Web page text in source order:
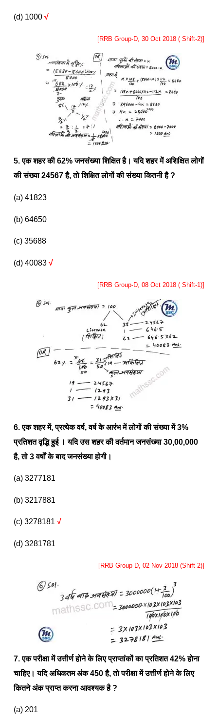
(d) 1000√
[RRB Group-D, 30 Oct 2018 ( Shift-2)]
5. एक शहर की62%जनसंख्या शिक्षित है। यदि शहर में अशिक्षित लोगों
की संख्या24567है,तो शिक्षित लोगों की संख्या कितनी है?
(a) 41823
(b) 64650
(c) 35688
(d) 40083√
[RRB Group-D, 08 Oct 2018 ( Shift-1)]
6. एक शहर में,प्रत्येक वर्ष,वर्ष के आरंभ में लोगों की संख्या में3%
प्रतिशत वृद्धि हुई । यदि उस शहर की वर्तमान जनसंख्या30,00,000
है,तो3वर्षों के बाद जनसंख्या होगी।
(a) 3277181
(b) 3217881
(c) 3278181√
(d) 3281781
[RRB Group-D, 02 Nov 2018 (Shift-2)]
7. एक परीक्षा में उत्तीर्ण होने के लिए प्राप्तांकों का प्रतिशत42%होना
चाहिए। यदि अधिकतम अंक450है,तो परीक्षा में उत्तीर्ण होने के लिए
कितने अंक प्राप्त करना आवश्यक है?
(a) 201